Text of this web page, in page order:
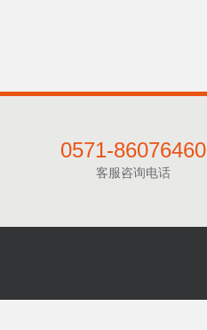
0571-86076460
客服咨询电话